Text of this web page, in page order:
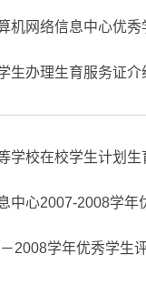
机网络信息中心优秀
生办理生育服务证介
学校在校学生计划
中心2007-2008学年
2008学年优秀学生